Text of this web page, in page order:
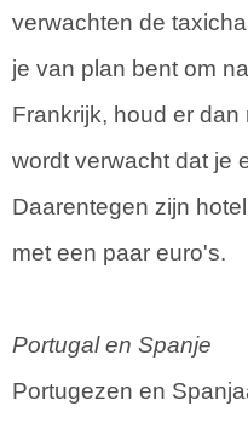
verwachten de
je van plan bent om
Frankrijk, houd er
wordt verwacht dat je
Daarentegen zijn
met een paar euro's.
Portugal en Spanje
Portugezen en